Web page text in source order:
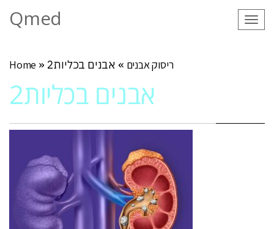
Qmed
Home » ריסוק אבנים » אבנים בכליות2
אבנים בכליות2